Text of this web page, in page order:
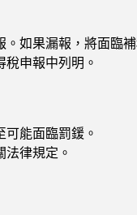
如果漏報，將面臨
申報中列明。
能面臨罰鍰。
律規定。